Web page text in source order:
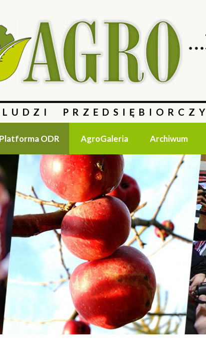
ODR AgroGaleria Archiwum